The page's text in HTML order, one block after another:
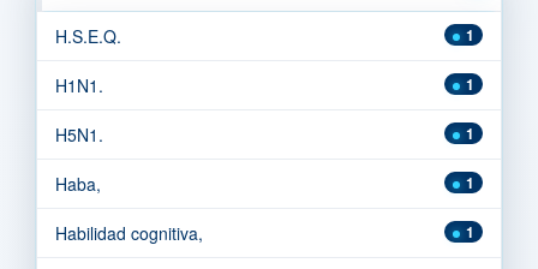
H.S.E.Q. 1
H1N1. 1
H5N1. 1
Haba, 1
Habilidad cognitiva, 1